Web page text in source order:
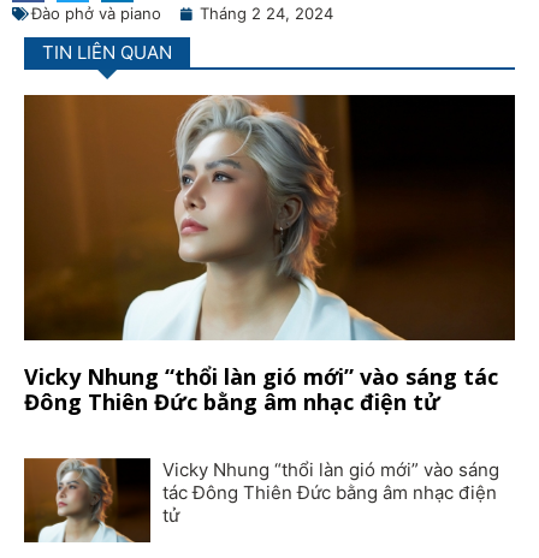
Đào phở và piano Tháng 2 24, 2024
TIN LIÊN QUAN
Vicky Nhung “thổi làn gió mới” vào sáng tác
Đông Thiên Đức bằng âm nhạc điện tử
Vicky Nhung “thổi làn gió mới” vào sáng
tác Đông Thiên Đức bằng âm nhạc điện
tử